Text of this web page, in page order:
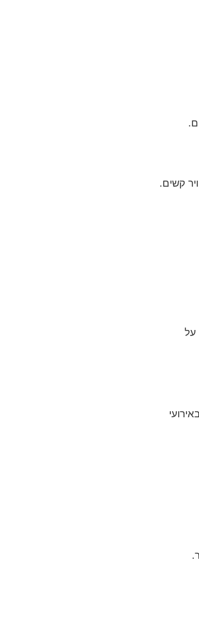
קשים.
על